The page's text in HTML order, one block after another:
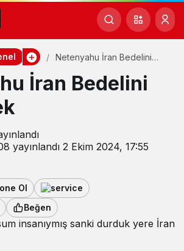
Netenyahu İran Bedelini
İran Bedelini
yayınlandı 2 Ekim 2024, 17:55
Ol
Beğen
insanıymış sanki durduk yere İran